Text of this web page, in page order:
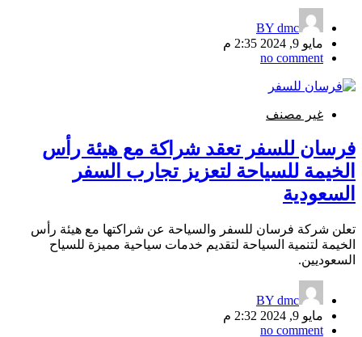
BY dmc
مايو 9, 2024 2:35 م
no comment
غير مصنف
فرسان للسفر تعقد شراكة مع هيئة رأس
الخيمة للسياحة لتعزيز تجارب السفر
السعودية
تعلن شركة فرسان للسفر والسياحة عن شراكتها مع هيئة رأس
الخيمة لتنمية السياحة لتقديم خدمات سياحية مميزة للسياح
السعوديين.
BY dmc
مايو 9, 2024 2:32 م
no comment